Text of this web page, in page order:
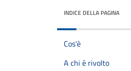
INDICE DELLA PAGINA
Cos'è
A chi è rivolto